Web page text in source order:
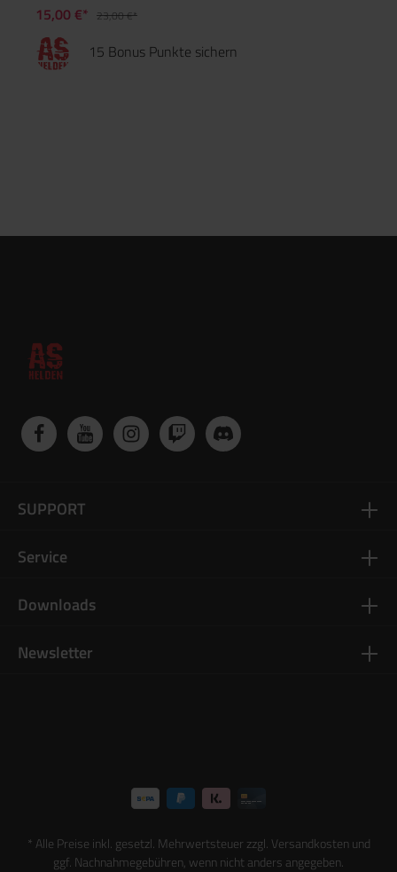
15,00 €* 23,00 €*
15 Bonus Punkte sichern
Newsletter
SUPPORT
Service
Downloads
* Alle Preise inkl. gesetzl. Mehrwertsteuer zzgl. Versandkostenund
ggf. Nachnahmegebühren, wenn nicht anders angegeben.